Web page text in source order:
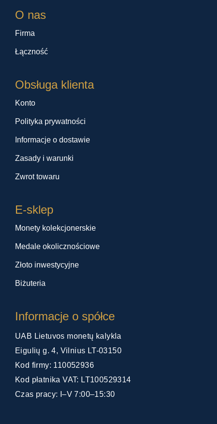
O nas
Firma
Łączność
Obsługa klienta
Konto
Polityka prywatności
Informacje o dostawie
Zasady i warunki
Zwrot towaru
E-sklep
Monety kolekcjonerskie
Medale okolicznościowe
Złoto inwestycyjne
Biżuteria
Informacje o spółce
UAB Lietuvos monetų kalykla
Eigulių g. 4, Vilnius LT-03150
Kod firmy: 110052936
Kod płatnika VAT: LT100529314
Czas pracy: I–V 7:00–15:30